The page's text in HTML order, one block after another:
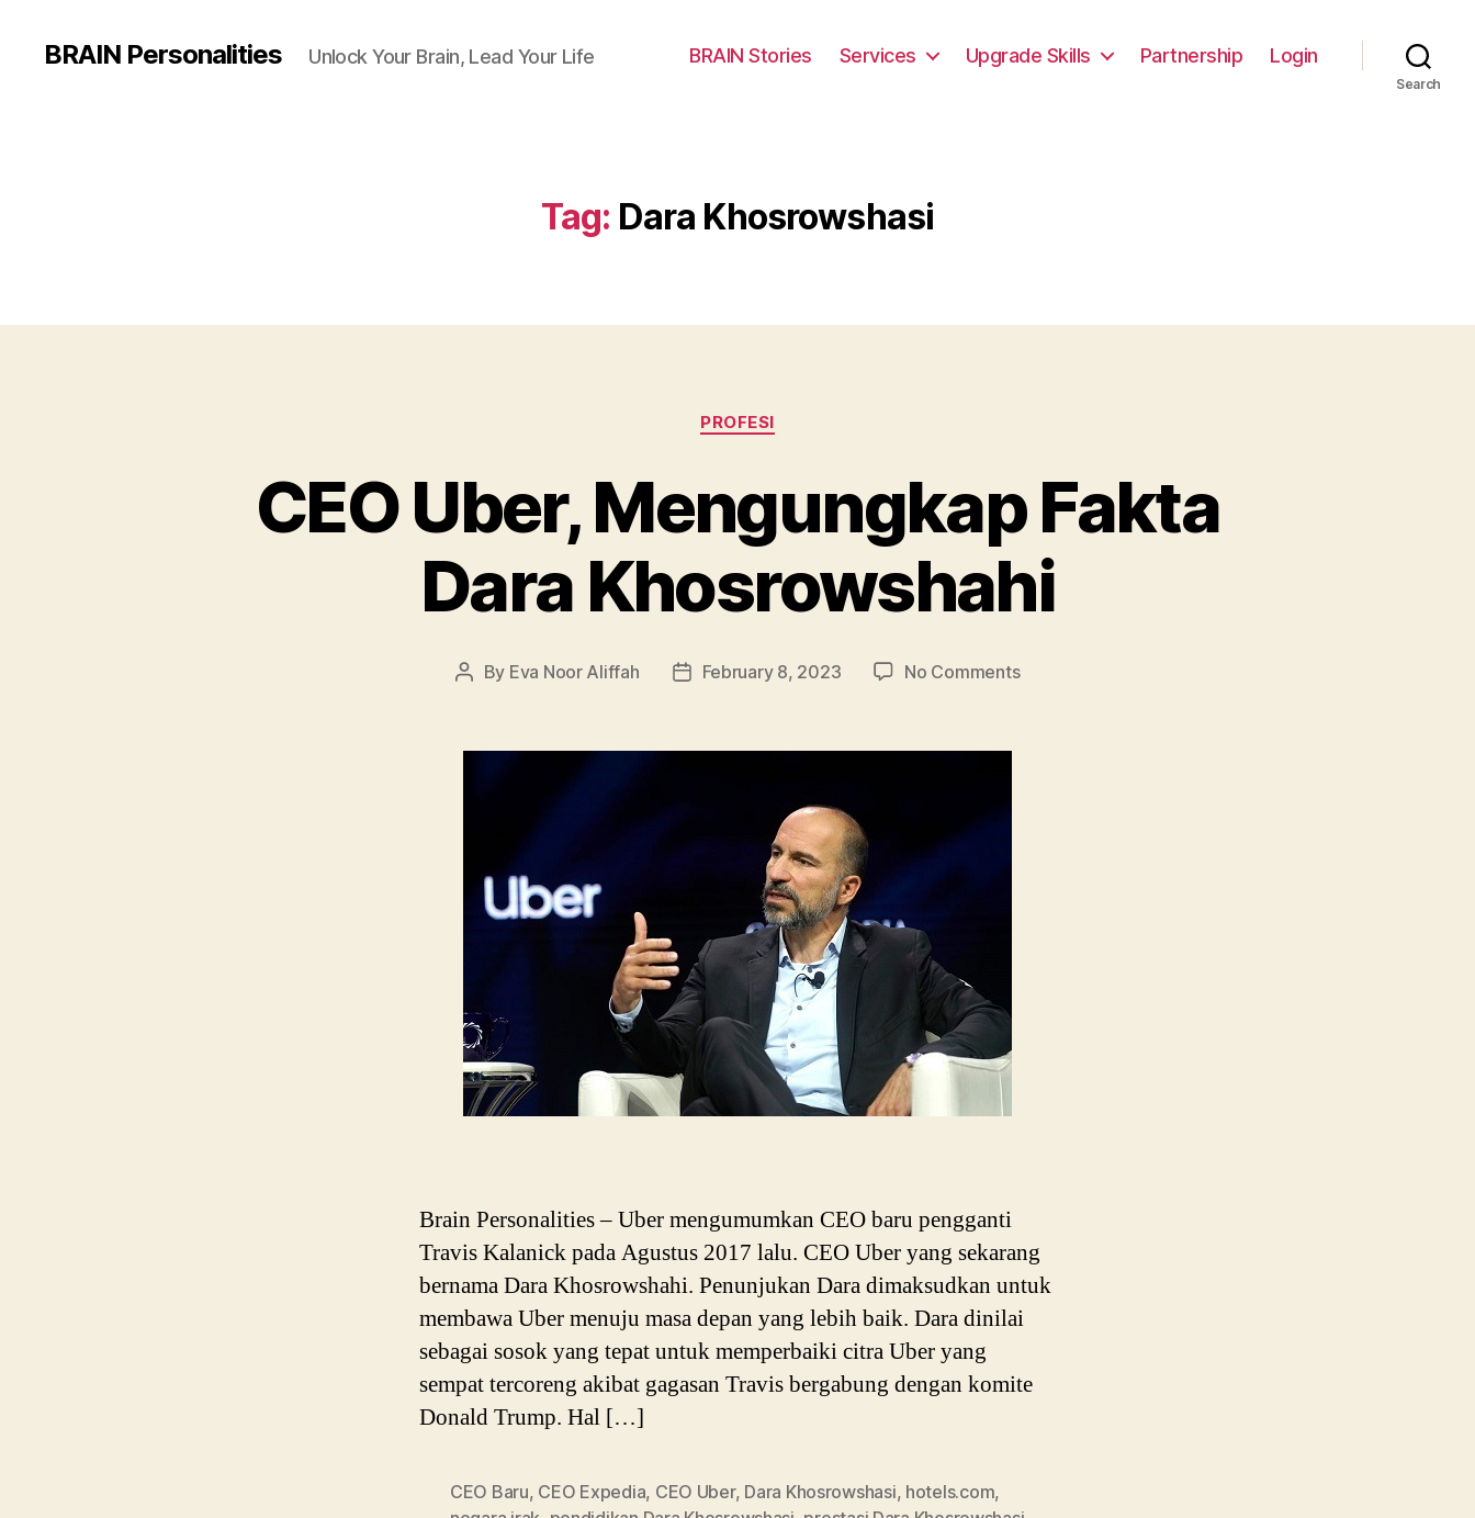
BRAIN Personalities Unlock Your Brain, Lead Your Life BRAIN Stories Services Upgrade Skills Partnership Login
Search
Tag: Dara Khosrowshasi
Categories
PROFESI
CEO Uber, Mengungkap Fakta
Dara Khosrowshahi
Post
By Eva Noor Aliffah
PostFebruary 8, 2023 No Commentson
Brain Personalities – Uber mengumumkan CEO baru pengganti
Travis Kalanick pada Agustus 2017 lalu. CEO Uber yang sekarang
bernama Dara Khosrowshahi. Penunjukan Dara dimaksudkan untuk
membawa Uber menuju masa depan yang lebih baik. Dara dinilai
sebagai sosok yang tepat untuk memperbaiki citra Uber yang
sempat tercoreng akibat gagasan Travis bergabung dengan komite
Donald Trump. Hal […]
CEO Baru, CEO Expedia, CEO Uber, Dara Khosrowshasi, hotels.com,